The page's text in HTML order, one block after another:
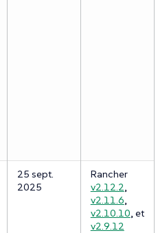
25 sept.
2025
Rancher
v2.12.2,
v2.11.6,
v2.10.10, et
v2.9.12